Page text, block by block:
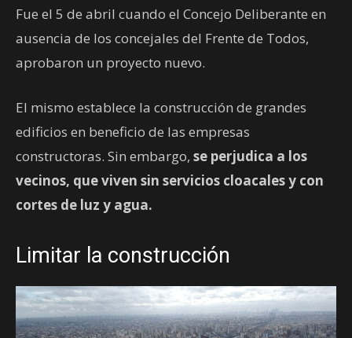
Fue el 5 de abril cuando el Concejo Deliberante en
ausencia de los concejales del Frente de Todos,
aprobaron un proyecto nuevo.
El mismo establece la construcción de grandes
edificios en beneficio de las empresas
constructoras. Sin embargo, se perjudica a los
vecinos, que viven sin servicios cloacales y con
cortes de luz y agua.
Limitar la construcción